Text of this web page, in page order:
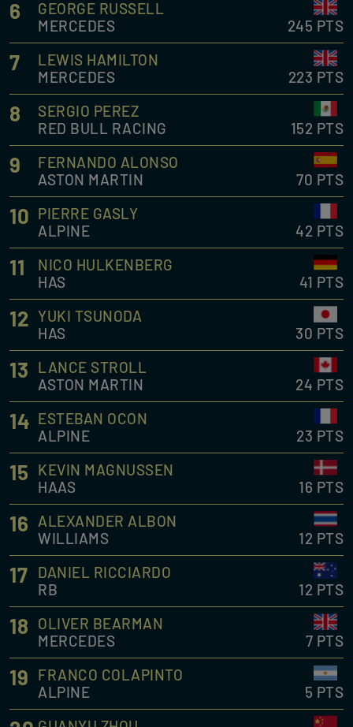
6
GEORGE RUSSELL
MERCEDES
245 PTS
7
LEWIS HAMILTON
MERCEDES
223 PTS
8
SERGIO PEREZ
RED BULL RACING
152 PTS
9
FERNANDO ALONSO
ASTON MARTIN
70 PTS
10 PIERRE GASLY
ALPINE
42 PTS
11
NICO HULKENBERG
HAS
41 PTS
12 YUKI TSUNODA
HAS
30 PTS
13
LANCE STROLL
ASTON MARTIN
24 PTS
14 ESTEBAN OCON
ALPINE
23 PTS
15
KEVIN MAGNUSSEN
HAAS
16 PTS
16
ALEXANDER ALBON
WILLIAMS
12 PTS
17
DANIEL RICCIARDO
RB
12 PTS
18
OLIVER BEARMAN
MERCEDES
7 PTS
19
FRANCO COLAPINTO
ALPINE
5 PTS